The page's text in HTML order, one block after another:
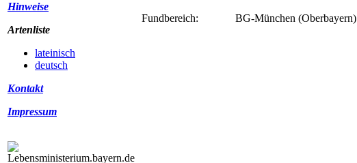
Hinweise
Artenliste
lateinisch
deutsch
Kontakt
Impressum
Fundbereich: BG-München (Oberbayern)